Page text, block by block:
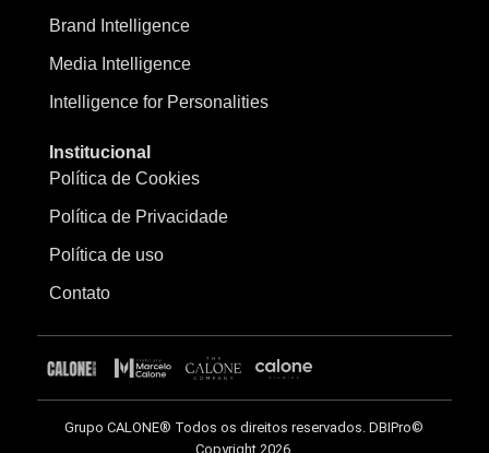
Brand Intelligence
Media Intelligence
Intelligence for Personalities
Institucional
Política de Cookies
Política de Privacidade
Política de uso
Contato
Grupo CALONE® Todos os direitos reservados. DBIPro©
Copyright 2026.